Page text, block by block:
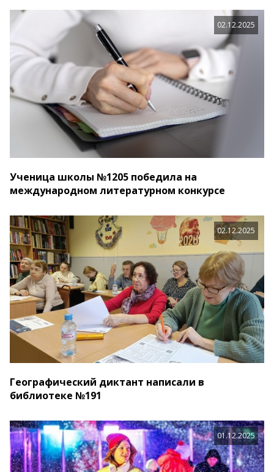
02.12.2025
Ученица школы №1205 победила на
международном литературном конкурсе
02.12.2025
Географический диктант написали в
библиотеке №191
01.12.2025